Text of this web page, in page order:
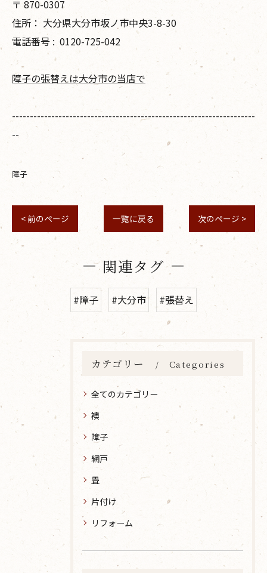
〒870-0307
住所： 大分県大分市坂ノ市中央3-8-30
電話番号 : 0120-725-042
障子の張替えは大分市の当店で
--------------------------------------------------------------------
--
障子
< 前のページ 一覧に戻る 次のページ >
関連タグ
#障子 #大分市 #張替え
カテゴリー Categories
全てのカテゴリー
襖
障子
網戸
畳
片付け
リフォーム